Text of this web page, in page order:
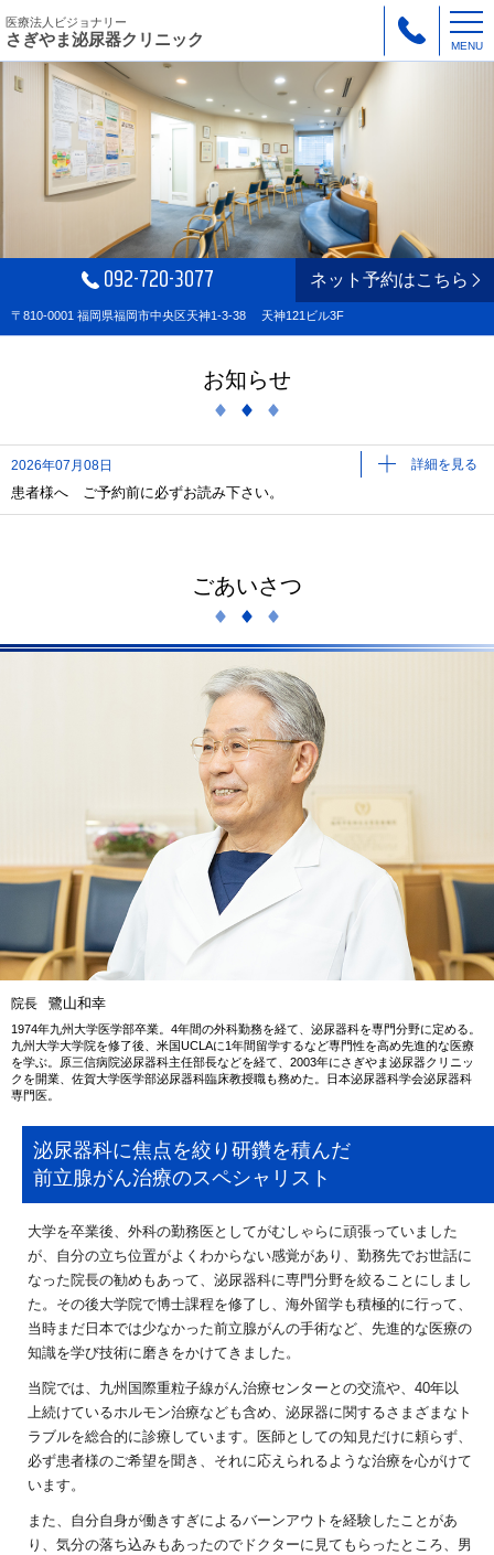
医療法人ビジョナリー
さぎやま泌尿器クリニック MENU
092-720-3077
〒810-0001 福岡県福岡市中央区天神1-3-38 天神121ビル3F
ネット予約はこちら
お知らせ
2026年07月08日
患者様へ ご予約前に必ずお読み下さい。
詳細を見る
ごあいさつ
院長 鷺山和幸
1974年九州大学医学部卒業。4年間の外科勤務を経て、泌尿器科を専門分野に定める。
九州大学大学院を修了後、米国UCLAに1年間留学するなど専門性を高め先進的な医療
を学ぶ。原三信病院泌尿器科主任部長などを経て、2003年にさぎやま泌尿器クリニッ
クを開業、佐賀大学医学部泌尿器科臨床教授職も務めた。日本泌尿器科学会泌尿器科
専門医。
泌尿器科に焦点を絞り研鑽を積んだ
前立腺がん治療のスペシャリスト
大学を卒業後、外科の勤務医としてがむしゃらに頑張っていました
が、自分の立ち位置がよくわからない感覚があり、勤務先でお世話に
なった院長の勧めもあって、泌尿器科に専門分野を絞ることにしまし
た。その後大学院で博士課程を修了し、海外留学も積極的に行って、
当時まだ日本では少なかった前立腺がんの手術など、先進的な医療の
知識を学び技術に磨きをかけてきました。
当院では、九州国際重粒子線がん治療センターとの交流や、40年以
上続けているホルモン治療なども含め、泌尿器に関するさまざまなト
ラブルを総合的に診療しています。医師としての知見だけに頼らず、
必ず患者様のご希望を聞き、それに応えられるような治療を心がけて
います。
また、自分自身が働きすぎによるバーンアウトを経験したことがあ
り、気分の落ち込みもあったのでドクターに見てもらったところ、男